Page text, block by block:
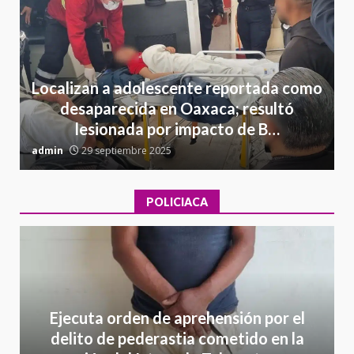
Localizan a adolescente reportada como
desaparecida en Oaxaca; resultó
lesionada por impacto de B…
admin 29 septiembre 2025
POLICIACA
Ejecuta orden de aprehensión por el
delito de pederastia cometido en la